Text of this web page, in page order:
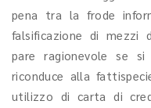
pena tra la frode
falsificazione di mezzi
pare ragionevole se si
riconduce alla
utilizzo di carta di